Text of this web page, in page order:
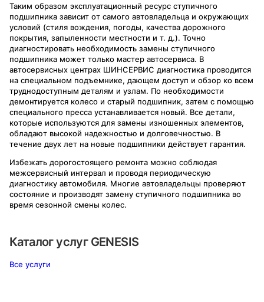
Таким образом эксплуатационный ресурс ступичного
подшипника зависит от самого автовладельца и окружающих
условий (стиля вождения, погоды, качества дорожного
покрытия, запыленности местности и т. д.). Точно
диагностировать необходимость замены ступичного
подшипника может только мастер автосервиса. В
автосервисных центрах ШИНСЕРВИС диагностика проводится
на специальном подъемнике, дающем доступ и обзор ко всем
труднодоступным деталям и узлам. По необходимости
демонтируется колесо и старый подшипник, затем с помощью
специального пресса устанавливается новый. Все детали,
которые используются для замены изношенных элементов,
обладают высокой надежностью и долговечностью. В
течение двух лет на новые подшипники действует гарантия.
Избежать дорогостоящего ремонта можно соблюдая
межсервисный интервал и проводя периодическую
диагностику автомобиля. Многие автовладельцы проверяют
состояние и производят замену ступичного подшипника во
время сезонной смены колес.
Каталог услуг GENESIS
Все услуги